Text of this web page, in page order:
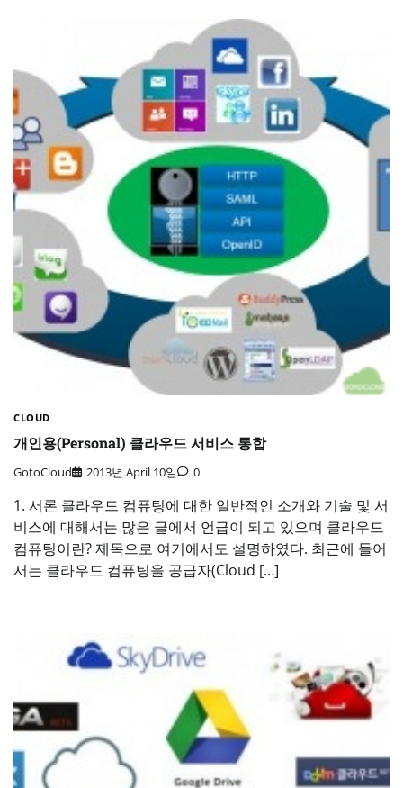
CLOUD
개인용(Personal) 클라우드 서비스 통합
GotoCloud 2013년 April 10일 0
1. 서론 클라우드 컴퓨팅에 대한 일반적인 소개와 기술 및 서
비스에 대해서는 많은 글에서 언급이 되고 있으며 클라우드
컴퓨팅이란? 제목으로 여기에서도 설명하였다. 최근에 들어
서는 클라우드 컴퓨팅을 공급자(Cloud […]